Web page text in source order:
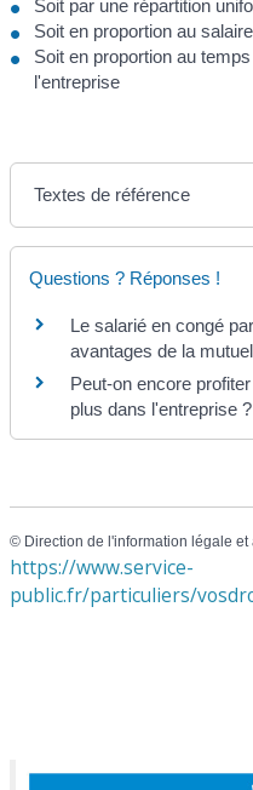
Soit par une répartition
Soit en proportion au
Soit en proportion au
l'entreprise
Textes de référence
Questions ? Réponses !
Le salarié en congé
avantages de la
Peut-on encore
plus dans l'entreprise ?
© Direction de l'information légale et
https://www.service-
public.fr/particuliers/